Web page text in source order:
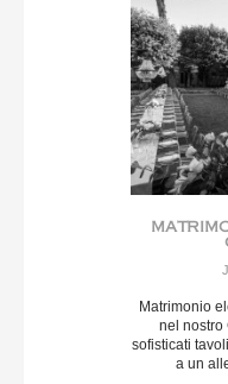
Matrimonio
nel nostro
sofisticati
a un